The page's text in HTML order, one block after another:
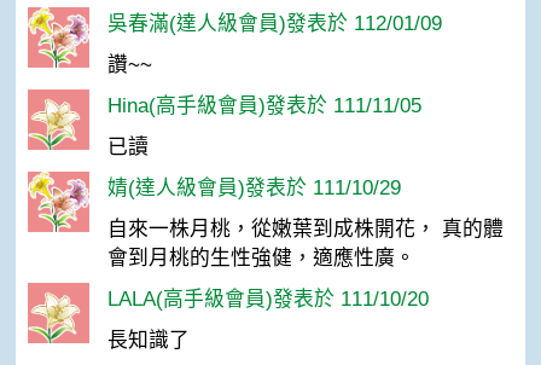
吳春滿(達人級會員)發表於 112/01/09
讚~~
Hina(高手級會員)發表於 111/11/05
已讀
婧(達人級會員)發表於 111/10/29
自來一株月桃，從嫩葉到成株開花， 真的體
會到月桃的生性強健，適應性廣。
LALA(高手級會員)發表於 111/10/20
長知識了